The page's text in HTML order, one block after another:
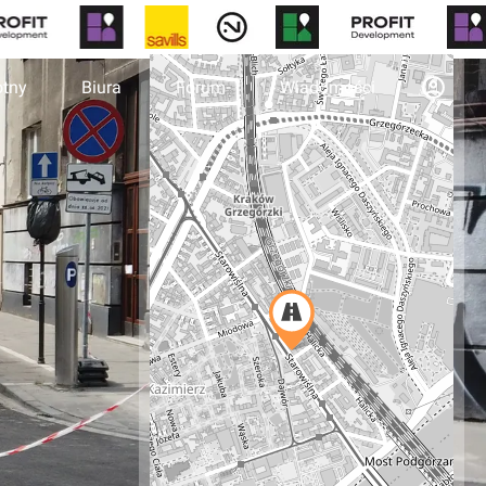
Biura Forum Wiadomości